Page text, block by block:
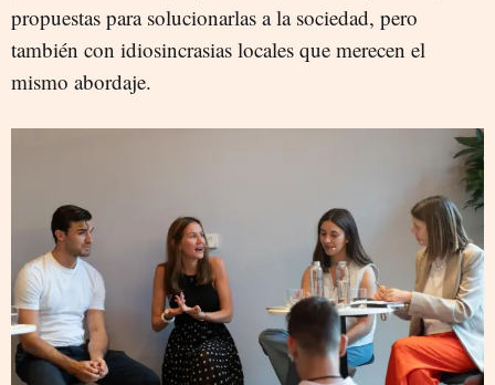
propuestas para solucionarlas a la sociedad, pero
también con idiosincrasias locales que merecen el
mismo abordaje.